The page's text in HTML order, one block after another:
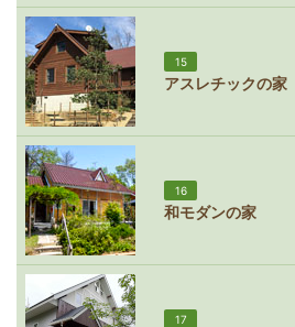
15
アスレチックの家
16
和モダンの家
17